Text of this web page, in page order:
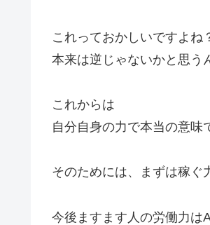
これっておかしいですよね
本来は逆じゃないかと思う
これからは
自分自身の力で本当の意味
そのためには、まずは稼ぐ
今後ますます人の労働力は